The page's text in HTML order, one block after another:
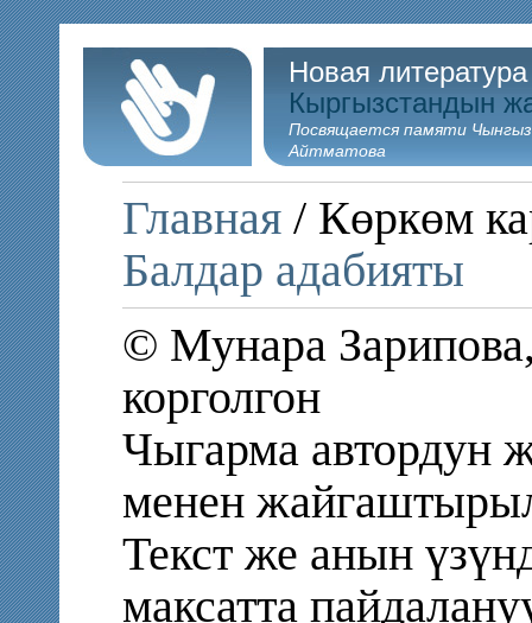
Новая
Кыргызстандын
Посвящается памяти
Айтматова
Главная / Көркөм
Балдар адабияты
© Мунара
корголгон
Чыгарма автордун
менен
Текст же анын
максатта